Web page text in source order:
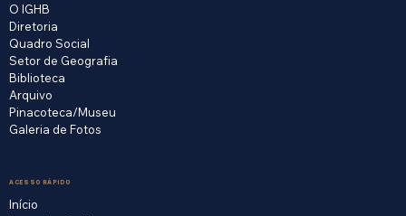
O IGHB
Diretoria
Quadro Social
Setor de Geografia
Biblioteca
Arquivo
Pinacoteca/Museu
Galeria de Fotos
ACESSO RÁPIDO
Início